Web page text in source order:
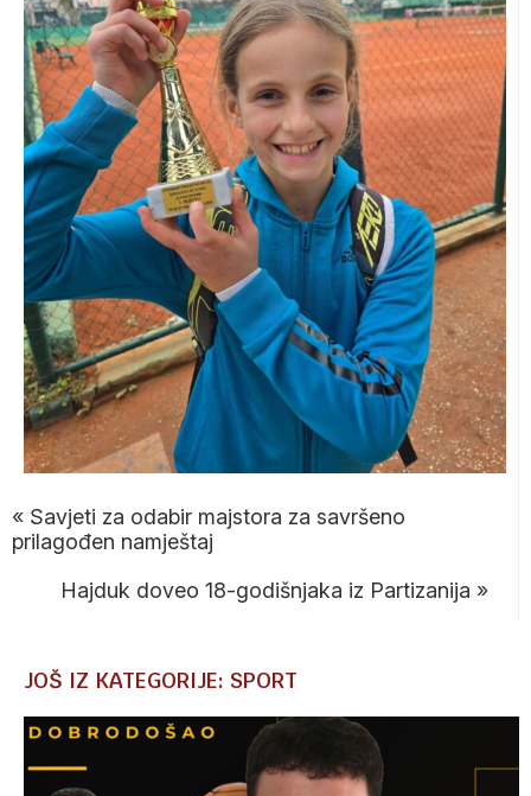
« Savjeti za odabir majstora za savršeno
prilagođen namještaj
Hajduk doveo 18-godišnjaka iz Partizanija »
JOŠ IZ KATEGORIJE: SPORT